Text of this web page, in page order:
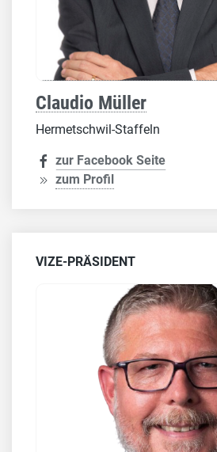
Claudio Müller
Hermetschwil-Staffeln
zur Facebook Seite
zum Profil
VIZE-PRÄSIDENT